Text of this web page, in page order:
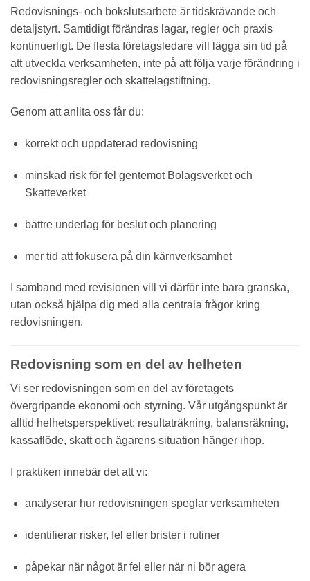
Redovisnings- och bokslutsarbete är tidskrävande och
detaljstyrt. Samtidigt förändras lagar, regler och praxis
kontinuerligt. De flesta företagsledare vill lägga sin tid på
att utveckla verksamheten, inte på att följa varje förändring i
redovisningsregler och skattelagstiftning.
Genom att anlita oss får du:
korrekt och uppdaterad redovisning
minskad risk för fel gentemot Bolagsverket och
Skatteverket
bättre underlag för beslut och planering
mer tid att fokusera på din kärnverksamhet
I samband med revisionen vill vi därför inte bara granska,
utan också hjälpa dig med alla centrala frågor kring
redovisningen.
Redovisning som en del av helheten
Vi ser redovisningen som en del av företagets
övergripande ekonomi och styrning. Vår utgångspunkt är
alltid helhetsperspektivet: resultaträkning, balansräkning,
kassaflöde, skatt och ägarens situation hänger ihop.
I praktiken innebär det att vi:
analyserar hur redovisningen speglar verksamheten
identifierar risker, fel eller brister i rutiner
påpekar när något är fel eller när ni bör agera